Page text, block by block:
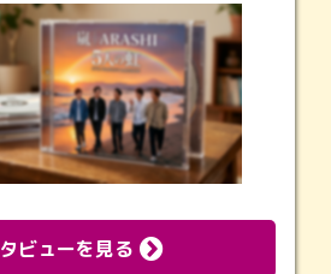
ビューを見る